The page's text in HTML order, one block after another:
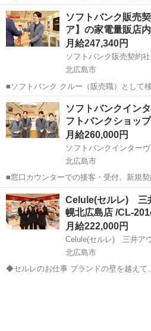
内、各種手続きなどをお願いします。 ま
理、在庫の発注からイベントの企画まで
あなたのやりがいが見つかる職種だと思
北海道 北広島市 その他
ソフトバンク販売
ア】の家電量販店
月給247,340円
ソフトバンク販売契約
北広島市
■ソフトバンク クルー（販売職）として
ドバンドサービスの提案・販売をお任せします。 【具
容】 ・スマートフォンなどの販売 ・新
き ・その他、各種商品・サービ...
北海道 北広島市 その他
ソフトバンクイン
フトバンクショッ
月給260,000円
ソフトバンクインター
北広島市
■窓口カウンターでの接客・受付。新規
内、各種手続きなどをお願いします。 ま
理、在庫の発注からイベントの企画まで
あなたのやりがいが見つかる職種だと思
北海道 北広島市
Celule(セルレ) 三
幌北広島店 /CL-
月給222,000円
北広島市
◆セルレのお仕事 ブランドの壁を越えて